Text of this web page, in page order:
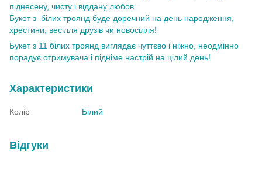
піднесену, чисту і віддану любов.
Букет з білих троянд буде доречний на день народження,
хрестини, весілля друзів чи новосілля!
Букет з 11 білих троянд виглядає чуттєво і ніжно, неодмінно
порадує отримувача і підніме настрій на цілий день!
Характеристики
Колір Білий
Відгуки